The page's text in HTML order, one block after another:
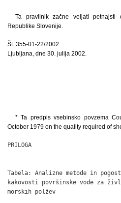
Ta pravilnik začne veljati
Republike Slovenije.
Št. 355-01-22/2002
Ljubljana, dne 30. julija 2002.
* Ta predpis vsebinsko povzema
October 1979 on the quality required of
PRILOGA
Tabela: Analizne metode in
kakovosti površinske vode za
morskih polžev